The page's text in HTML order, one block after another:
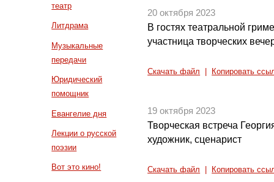
театр
Литдрама
Музыкальные
передачи
Юридический
помощник
Евангелие дня
Лекции о русской
поэзии
Вот это кино!
20 октября 2023
В гостях театральной
участница творческих
Скачать файл Копировать
19 октября 2023
Творческая встреча
художник, сценарист
Скачать файл Копировать